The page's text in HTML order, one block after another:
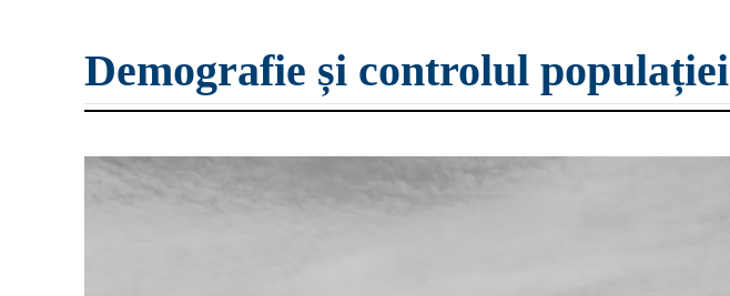
Demografie și controlul populației